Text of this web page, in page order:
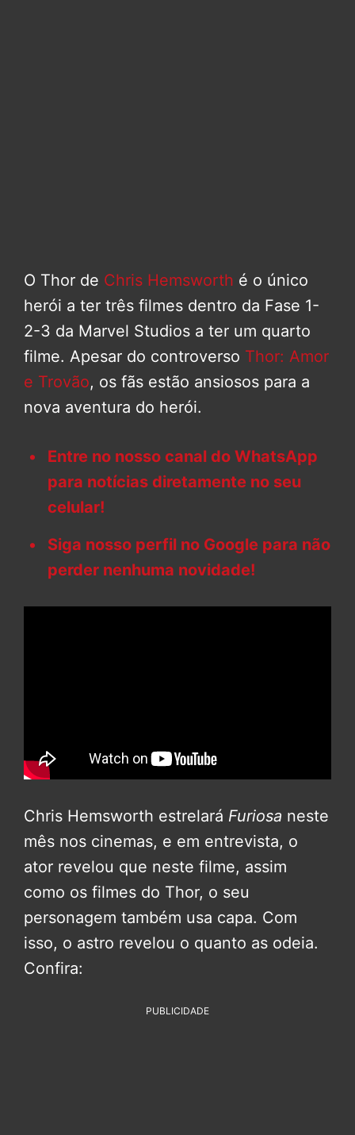
O Thor de Chris Hemsworth é o único
herói a ter três filmes dentro da Fase 1-
2-3 da Marvel Studios a ter um quarto
filme. Apesar do controverso Thor: Amor
e Trovão, os fãs estão ansiosos para a
nova aventura do herói.
Entre no nosso canal do WhatsApp
para notícias diretamente no seu
celular!
Siga nosso perfil no Google para não
perder nenhuma novidade!
Chris Hemsworth estrelará Furiosa neste
mês nos cinemas, e em entrevista, o
ator revelou que neste filme, assim
como os filmes do Thor, o seu
personagem também usa capa. Com
isso, o astro revelou o quanto as odeia.
Confira:
PUBLICIDADE